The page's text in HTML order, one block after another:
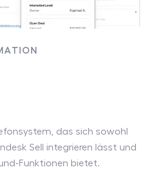
das sich sowohl
Sell integrieren lässt und
Funktionen bietet.